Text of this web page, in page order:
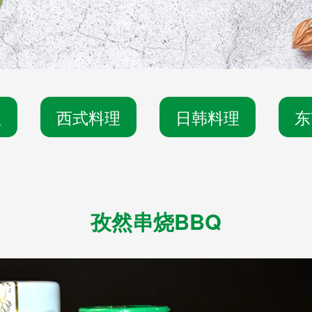
西式料理 日韩料理
孜然串烧BBQ